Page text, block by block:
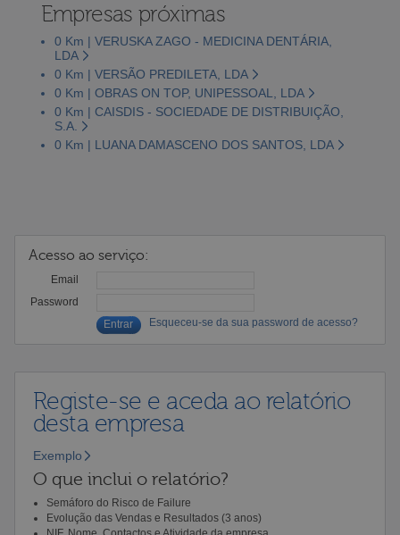
Empresas próximas
0 Km | VERUSKA ZAGO - MEDICINA DENTÁRIA,
LDA
0 Km | VERSÃO PREDILETA, LDA
0 Km | OBRAS ON TOP, UNIPESSOAL, LDA
0 Km | CAISDIS - SOCIEDADE DE DISTRIBUIÇÃO,
S.A.
0 Km | LUANA DAMASCENO DOS SANTOS, LDA
Acesso ao serviço:
Email
Password
Esqueceu-se da sua password de acesso?
Registe-se e aceda ao relatório
desta empresa
Exemplo
O que inclui o relatório?
Semáforo do Risco de Failure
Evolução das Vendas e Resultados (3 anos)